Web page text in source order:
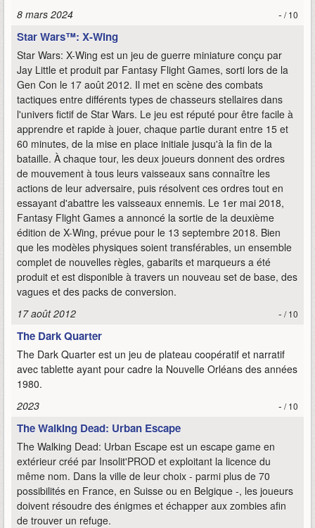
8 mars 2024
- / 10
Star Wars™: X-Wing
Star Wars: X-Wing est un jeu de guerre miniature conçu par
Jay Little et produit par Fantasy Flight Games, sorti lors de la
Gen Con le 17 août 2012. Il met en scène des combats
tactiques entre différents types de chasseurs stellaires dans
l'univers fictif de Star Wars. Le jeu est réputé pour être facile à
apprendre et rapide à jouer, chaque partie durant entre 15 et
60 minutes, de la mise en place initiale jusqu'à la fin de la
bataille. À chaque tour, les deux joueurs donnent des ordres
de mouvement à tous leurs vaisseaux sans connaître les
actions de leur adversaire, puis résolvent ces ordres tout en
essayant d'abattre les vaisseaux ennemis. Le 1er mai 2018,
Fantasy Flight Games a annoncé la sortie de la deuxième
édition de X-Wing, prévue pour le 13 septembre 2018. Bien
que les modèles physiques soient transférables, un ensemble
complet de nouvelles règles, gabarits et marqueurs a été
produit et est disponible à travers un nouveau set de base, des
vagues et des packs de conversion.
17 août 2012
- / 10
The Dark Quarter
The Dark Quarter est un jeu de plateau coopératif et narratif
avec tablette ayant pour cadre la Nouvelle Orléans des années
1980.
2023
- / 10
The Walking Dead: Urban Escape
The Walking Dead: Urban Escape est un escape game en
extérieur créé par Insolit'PROD et exploitant la licence du
même nom. Dans la ville de leur choix - parmi plus de 70
possibilités en France, en Suisse ou en Belgique -, les joueurs
doivent résoudre des énigmes et échapper aux zombies afin
de trouver un refuge.